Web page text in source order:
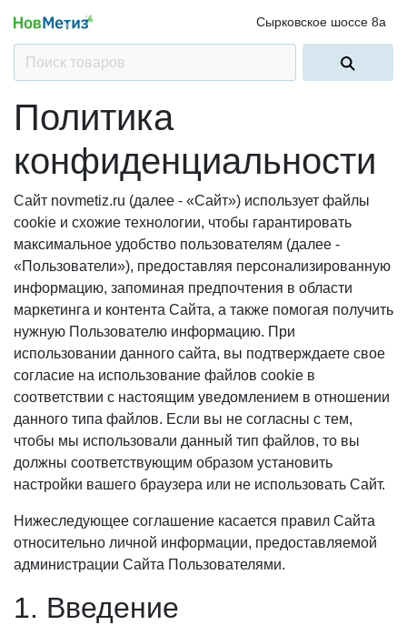
Сырковское шоссе 8а
Политика
конфиденциальности
Сайт novmetiz.ru (далее - «Сайт») использует файлы
cookie и схожие технологии, чтобы гарантировать
максимальное удобство пользователям (далее -
«Пользователи»), предоставляя персонализированную
информацию, запоминая предпочтения в области
маркетинга и контента Сайта, а также помогая получить
нужную Пользователю информацию. При
использовании данного сайта, вы подтверждаете свое
согласие на использование файлов cookie в
соответствии с настоящим уведомлением в отношении
данного типа файлов. Если вы не согласны с тем,
чтобы мы использовали данный тип файлов, то вы
должны соответствующим образом установить
настройки вашего браузера или не использовать Сайт.
Нижеследующее соглашение касается правил Сайта
относительно личной информации, предоставляемой
администрации Сайта Пользователями.
1. Введение